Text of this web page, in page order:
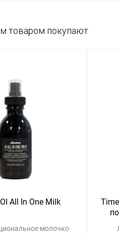
товаром покупают
All In One Milk
молочко